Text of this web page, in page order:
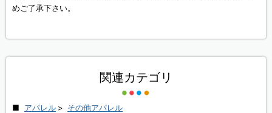
めご了承下さい。
関連カテゴリ
アパレル > その他アパレル